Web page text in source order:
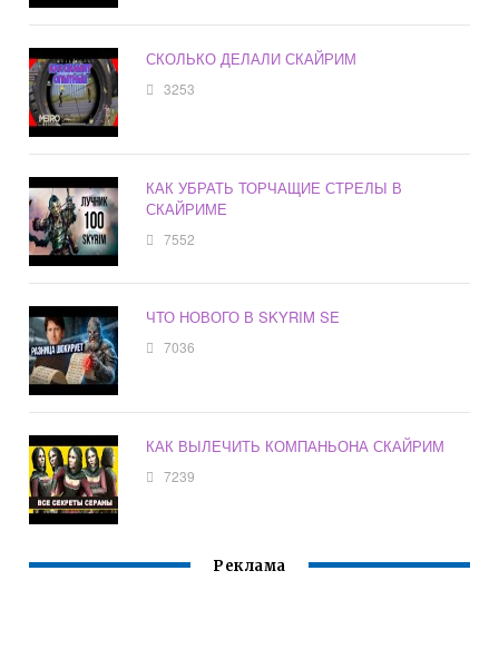
СКОЛЬКО ДЕЛАЛИ СКАЙРИМ
3253
КАК УБРАТЬ ТОРЧАЩИЕ СТРЕЛЫ В
СКАЙРИМЕ
7552
ЧТО НОВОГО В SKYRIM SE
7036
КАК ВЫЛЕЧИТЬ КОМПАНЬОНА СКАЙРИМ
7239
Реклама